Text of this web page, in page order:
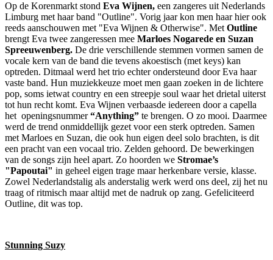
Op de Korenmarkt stond Eva Wijnen, een zangeres uit Nederlands
Limburg met haar band "Outline". Vorig jaar kon men haar hier ook
reeds aanschouwen met "Eva Wijnen & Otherwise". Met Outline
brengt Eva twee zangeressen mee Marloes Nogarede en Suzan
Spreeuwenberg. De drie verschillende stemmen vormen samen de
vocale kern van de band die tevens akoestisch (met keys) kan
optreden. Ditmaal werd het trio echter ondersteund door Eva haar
vaste band. Hun muziekkeuze moet men gaan zoeken in de lichtere
pop, soms ietwat country en een streepje soul waar het drietal uiterst
tot hun recht komt. Eva Wijnen verbaasde iedereen door a capella
het openingsnummer“Anything” te brengen. O zo mooi. Daarmee
werd de trend onmiddellijk gezet voor een sterk optreden. Samen
met Marloes en Suzan, die ook hun eigen deel solo brachten, is dit
een pracht van een vocaal trio. Zelden gehoord. De bewerkingen
van de songs zijn heel apart. Zo hoorden we Stromae’s
"Papoutai" in geheel eigen trage maar herkenbare versie, klasse.
Zowel Nederlandstalig als anderstalig werk werd ons deel, zij het nu
traag of ritmisch maar altijd met de nadruk op zang. Gefeliciteerd
Outline, dit was top.
Stunning Suzy